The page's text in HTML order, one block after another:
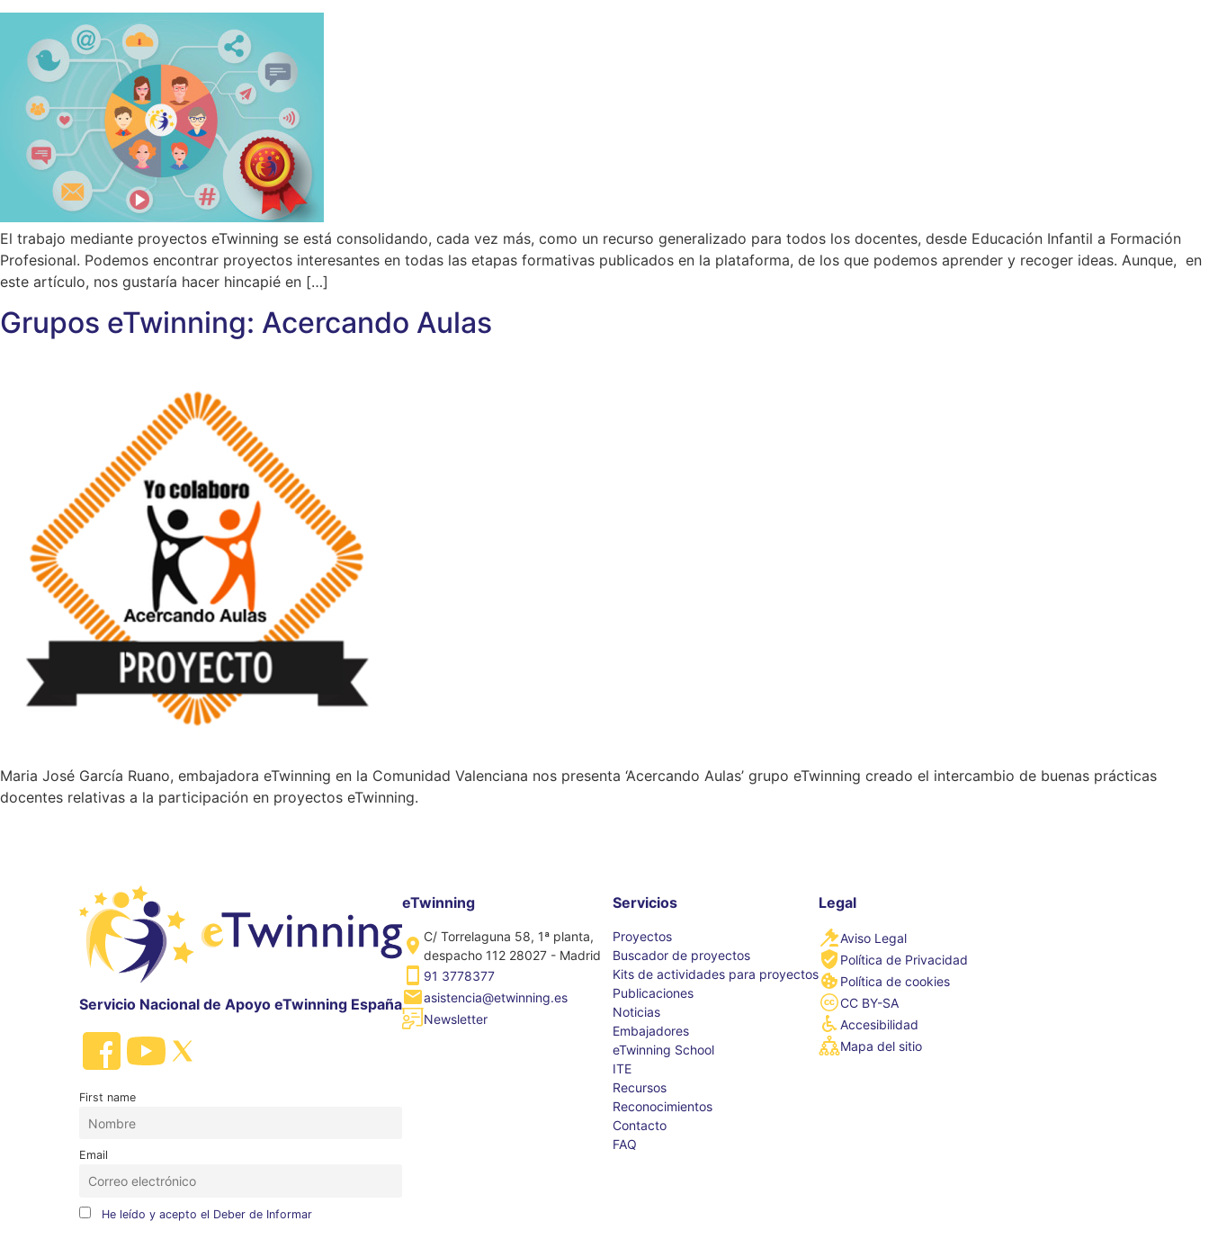
El trabajo mediante proyectos eTwinning se está consolidando, cada vez más, como un recurso generalizado para todos los docentes, desde Educación Infantil a Formación
Profesional. Podemos encontrar proyectos interesantes en todas las etapas formativas publicados en la plataforma, de los que podemos aprender y recoger ideas. Aunque, en
este artículo, nos gustaría hacer hincapié en […]
Grupos eTwinning: Acercando Aulas
Maria José García Ruano, embajadora eTwinning en la Comunidad Valenciana nos presenta ‘Acercando Aulas’ grupo eTwinning creado el intercambio de buenas prácticas
docentes relativas a la participación en proyectos eTwinning.
Servicio Nacional de Apoyo eTwinning España
First name
Email
He leído y acepto el Deber de Informar
eTwinning
C/ Torrelaguna 58, 1ª planta,
despacho 112 28027 - Madrid
91 3778377
asistencia@etwinning.es
Newsletter
Servicios
Proyectos
Buscador de proyectos
Kits de actividades para proyectos
Publicaciones
Noticias
Embajadores
eTwinning School
ITE
Recursos
Reconocimientos
Contacto
FAQ
Legal
Aviso Legal
Política de Privacidad
Política de cookies
CC BY-SA
Accesibilidad
Mapa del sitio